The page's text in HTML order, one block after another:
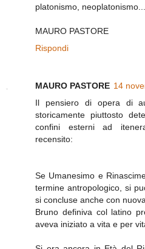
platonismo, neoplatonismo...
MAURO PASTORE
Rispondi
MAURO PASTORE 14
Il pensiero di opera di
storicamente piuttosto
confini esterni ad
recensito:
Se Umanesimo e
termine antropologico, si
si concluse anche con
Bruno definiva col latino
aveva iniziato a vita e per